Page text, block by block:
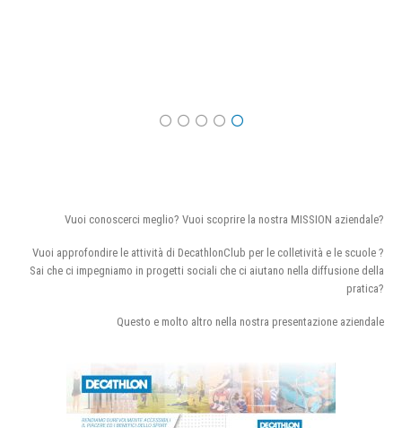
Vuoi conoscerci meglio? Vuoi scoprire la nostra MISSION aziendale?
Vuoi approfondire le attività di DecathlonClub per le colletività e le scuole ?
Sai che ci impegniamo in progetti sociali che ci aiutano nella diffusione della
pratica?
Questo e molto altro nella nostra presentazione aziendale